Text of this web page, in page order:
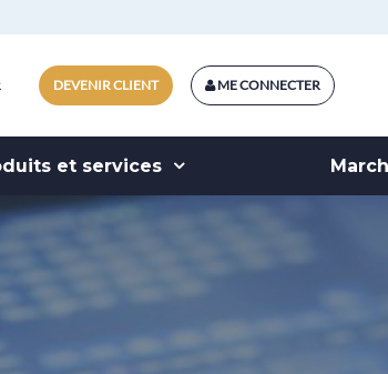
ME CONNECTER
DEVENIR CLIENT
et services